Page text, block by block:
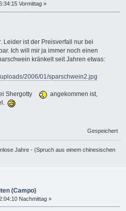
Vormittag »
Leider ist der Preisverfall nur bei
Ich will mir ja immer noch einen
kränkelt seit Jahren etwas:
2006/01/sparschwein2.jpg
Shergotty
angekommen ist,
Gespeichert
Jahre - (Spruch aus einem chinesischen
(Campo)
Nachmittag »